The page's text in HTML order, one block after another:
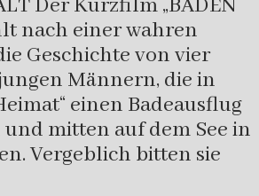
Der Kurzfilm „BADEN
nach einer wahren
Geschichte von vier
Männern, die in
einen Badeausflug
mitten auf dem See in
Vergeblich bitten sie